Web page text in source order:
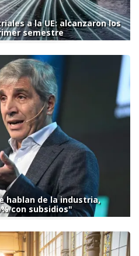
a la UE: alcanzaron los
semestre
hablan de la industria,
con subsidios"